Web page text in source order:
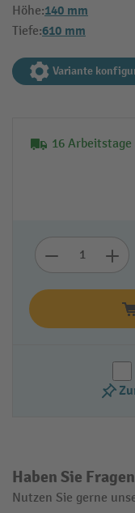
Höhe:140 mm
Tiefe:610 mm
Variante
16 Arbeitstage
Haben Sie
Nutzen Sie gerne